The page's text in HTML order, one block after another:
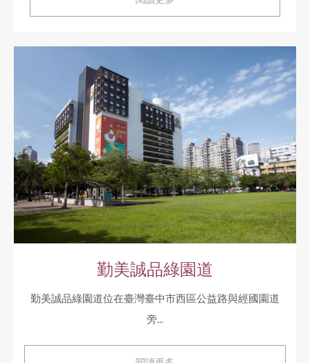
勤美誠品綠園道
勤美誠品綠園道位在臺灣臺中市西區公益路與經國園道
旁...